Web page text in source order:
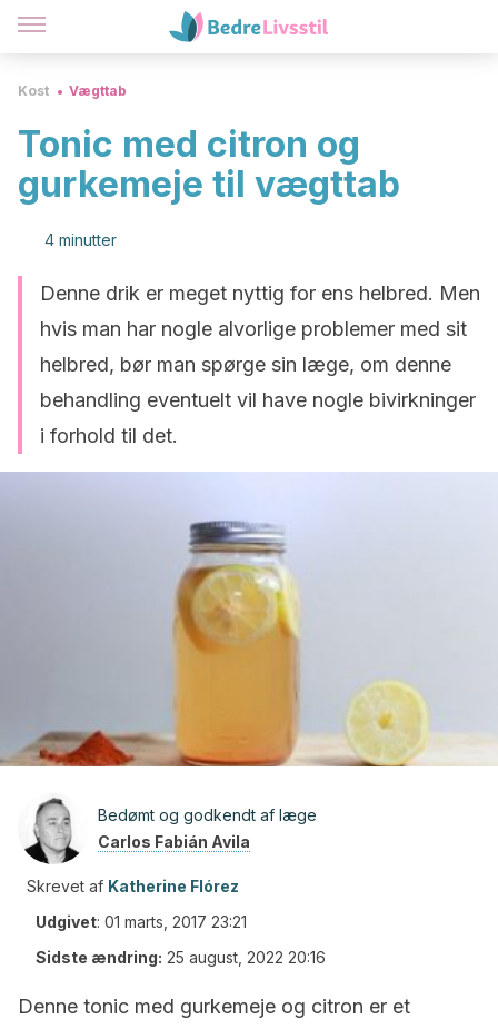
Kost Vægttab
Tonic med citron og
gurkemeje til vægttab
4 minutter
Denne drik er meget nyttig for ens helbred. Men
hvis man har nogle alvorlige problemer med sit
helbred, bør man spørge sin læge, om denne
behandling eventuelt vil have nogle bivirkninger
i forhold til det.
Bedømt og godkendt af læge
Carlos Fabián Avila
Skrevet af Katherine Flórez
Udgivet: 01 marts, 2017 23:21
Sidste ændring: 25 august, 2022 20:16
Denne tonic med gurkemeje og citron er et